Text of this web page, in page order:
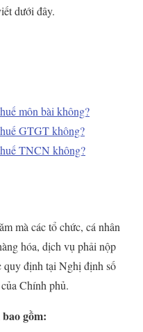
dưới đây.
môn bài không?
GTGT không?
TNCN không?
mà các tổ chức, cá nhân
hóa, dịch vụ phải nộp
quy định tại Nghị định số
Chính phủ.
gồm: